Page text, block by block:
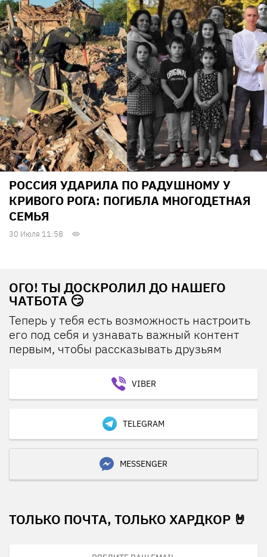
РОССИЯ УДАРИЛА ПО РАДУШНОМУ У
КРИВОГО РОГА: ПОГИБЛА МНОГОДЕТНАЯ
СЕМЬЯ
30 Июля 11:58
ОГО! ТЫ ДОСКРОЛИЛ ДО НАШЕГО
ЧАТБОТА 😏
Теперь у тебя есть возможность настроить
его под себя и узнавать важный контент
первым, чтобы рассказывать друзьям
VIBER
TELEGRAM
MESSENGER
ТОЛЬКО ПОЧТА, ТОЛЬКО ХАРДКОР 🤘